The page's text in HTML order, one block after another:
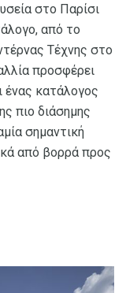
στο Παρίσι
από το
Τέχνης στο
προσφέρει
ένας κατάλογος
πιο διάσημης
σημαντική
από βορρά προς